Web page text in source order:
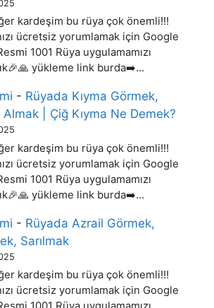
kardeşim bu rüya çok önemli!!!
ücretsiz yorumlamak için Google
1001 Rüya uygulamamızı
yükleme link burda➡️…
- Rüyada Kıyma Görmek,
Almak | Çiğ Kıyma Ne Demek?
kardeşim bu rüya çok önemli!!!
ücretsiz yorumlamak için Google
1001 Rüya uygulamamızı
yükleme link burda➡️…
- Rüyada Azrail Görmek,
Sarılmak
kardeşim bu rüya çok önemli!!!
ücretsiz yorumlamak için Google